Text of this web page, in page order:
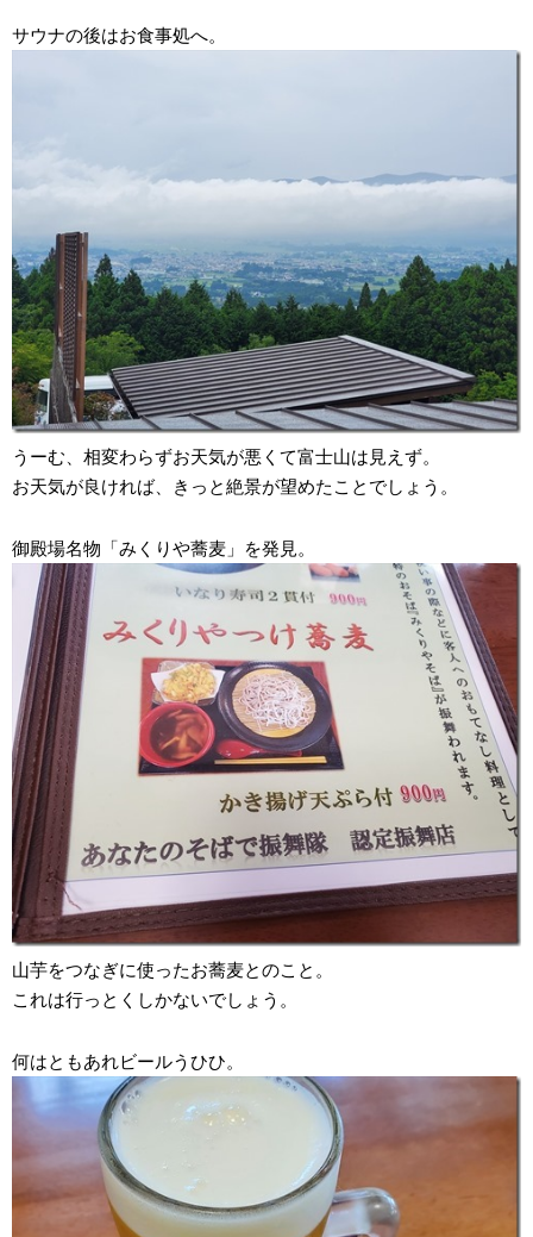
サウナの後はお食事処へ。
うーむ、相変わらずお天気が悪くて富士山は見えず。
お天気が良ければ、きっと絶景が望めたことでしょう。
御殿場名物「みくりや蕎麦」を発見。
山芋をつなぎに使ったお蕎麦とのこと。
これは行っとくしかないでしょう。
何はともあれビールうひひ。